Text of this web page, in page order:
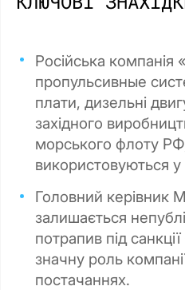
Російська компанія
пропульсивные
плати, дизельні
західного
морського флоту
використовуються у
Головний керівник
залишається
потрапив під
значну роль
постачаннях.